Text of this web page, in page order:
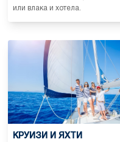
или влака и хотела.
КРУИЗИ И ЯХТИ